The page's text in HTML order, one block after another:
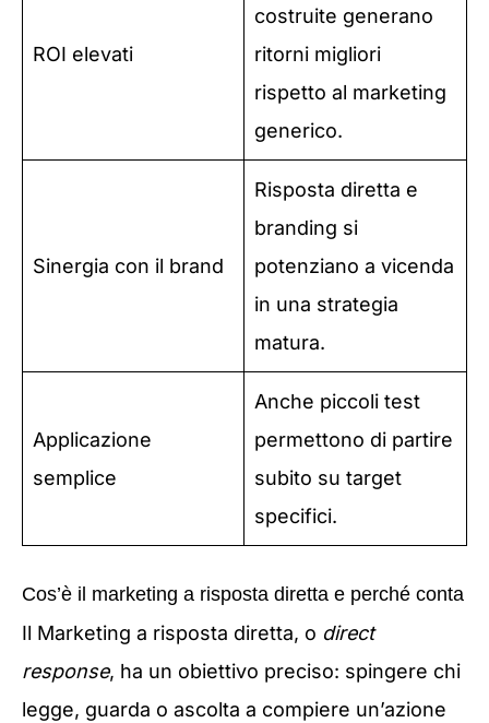
ROI elevati
costruite generano
ritorni migliori
rispetto al marketing
generico.
Sinergia con il brand
Risposta diretta e
branding si
potenziano a vicenda
in una strategia
matura.
Applicazione
semplice
Anche piccoli test
permettono di partire
subito su target
specifici.
Cos’è il marketing a risposta diretta e perché conta
Il Marketing a risposta diretta, o direct
response, ha un obiettivo preciso: spingere chi
legge, guarda o ascolta a compiere un’azione